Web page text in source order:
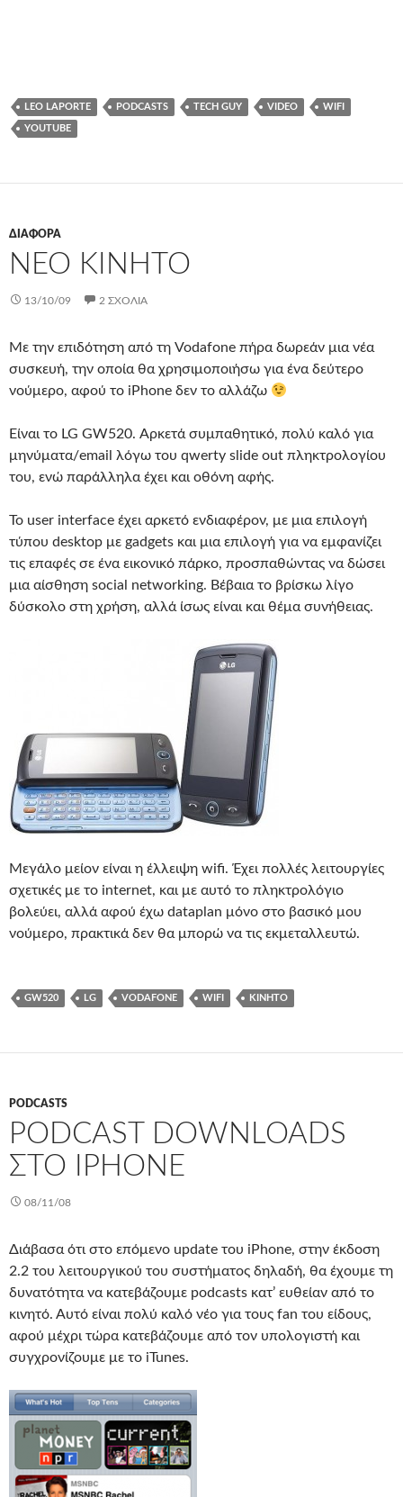
LEO LAPORTE PODCASTS TECH GUY VIDEO WIFI
YOUTUBE
ΔΙΆΦΟΡΑ
ΝΈΟ ΚΙΝΗΤΌ
13/10/09 2 ΣΧΌΛΙΑ
Με την επιδότηση από τη Vodafone πήρα δωρεάν μια νέα
συσκευή, την οποία θα χρησιμοποιήσω για ένα δεύτερο
νούμερο, αφού το iPhone δεν το αλλάζω
Είναι το LG GW520. Αρκετά συμπαθητικό, πολύ καλό για
μηνύματα/email λόγω του qwerty slide out πληκτρολογίου
του, ενώ παράλληλα έχει και οθόνη αφής.
Το user interface έχει αρκετό ενδιαφέρον, με μια επιλογή
τύπου desktop με gadgets και μια επιλογή για να εμφανίζει
τις επαφές σε ένα εικονικό πάρκο, προσπαθώντας να δώσει
μια αίσθηση social networking. Βέβαια το βρίσκω λίγο
δύσκολο στη χρήση, αλλά ίσως είναι και θέμα συνήθειας.
Μεγάλο μείον είναι η έλλειψη wifi. Έχει πολλές λειτουργίες
σχετικές με το internet, και με αυτό το πληκτρολόγιο
βολεύει, αλλά αφού έχω dataplan μόνο στο βασικό μου
νούμερο, πρακτικά δεν θα μπορώ να τις εκμεταλλευτώ.
GW520 LG VODAFONE WIFI ΚΙΝΗΤΌ
PODCASTS
PODCAST DOWNLOADS
ΣΤΟ IPHONE
08/11/08
Διάβασα ότι στο επόμενο update του iPhone, στην έκδοση
2.2 του λειτουργικού του συστήματος δηλαδή, θα έχουμε τη
δυνατότητα να κατεβάζουμε podcasts κατ’ ευθείαν από το
κινητό. Αυτό είναι πολύ καλό νέο για τους fan του είδους,
αφού μέχρι τώρα κατεβάζουμε από τον υπολογιστή και
συγχρονίζουμε με το iTunes.